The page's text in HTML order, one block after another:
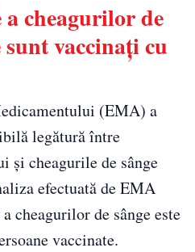
cheagurilor de
sunt vaccinați cu
(EMA) a
legătură între
și cheagurile de sânge
efectuată de EMA
cheagurilor de sânge este
vaccinate.